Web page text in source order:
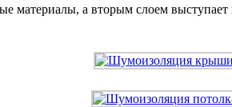
материалы, а вторым слоем